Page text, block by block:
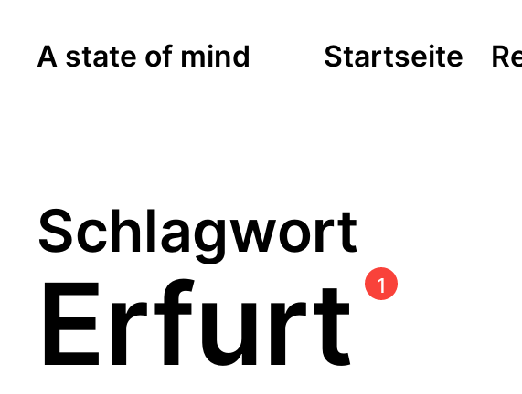
A state of mind Startseite
Schlagwort
Erfurt1